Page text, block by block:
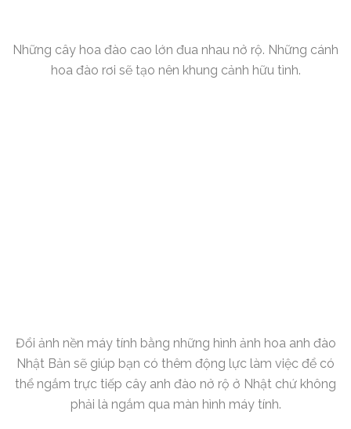
Những cây hoa đào cao lớn đua nhau nở rộ. Những cánh
hoa đào rơi sẽ tạo nên khung cảnh hữu tình.
Đổi ảnh nền máy tính bằng những hình ảnh hoa anh đào
Nhật Bản sẽ giúp bạn có thêm động lực làm việc để có
thể ngắm trực tiếp cây anh đào nở rộ ở Nhật chứ không
phải là ngắm qua màn hình máy tính.